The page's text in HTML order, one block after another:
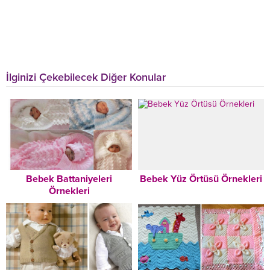
İlginizi Çekebilecek Diğer Konular
Bebek Battaniyeleri
Örnekleri
Bebek Yüz Örtüsü Örnekleri